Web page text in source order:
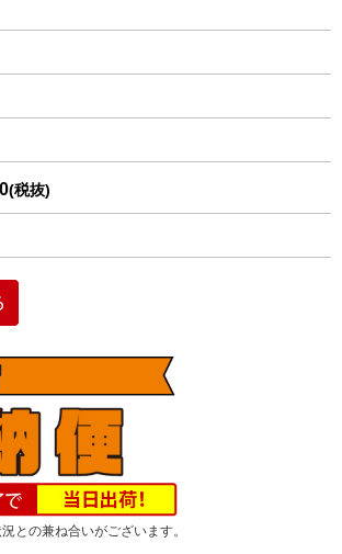
(税抜)
との兼ね合いがございます。